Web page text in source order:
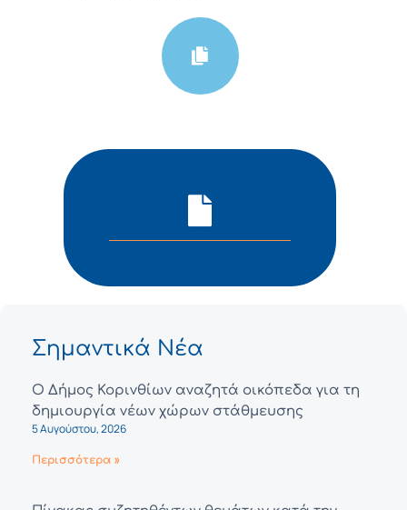
Σημαντικά Νέα
Ο Δήμος Κορινθίων αναζητά οικόπεδα για τη
δημιουργία νέων χώρων στάθμευσης
5 Αυγούστου, 2026
Περισσότερα »